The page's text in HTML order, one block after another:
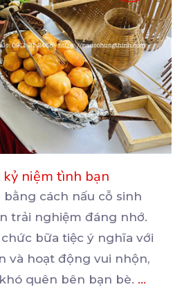
niệm tình bạn
cách nấu cỗ sinh
trải nghiệm đáng nhớ.
bữa tiệc ý nghĩa với
và hoạt động vui nhộn,
quên bên bạn bè. ...